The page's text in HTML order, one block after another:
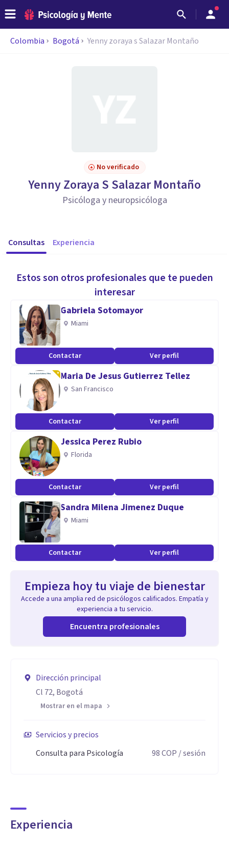
Colombia Bogotá Yenny zoraya s Salazar Montaño
No verificado
Yenny Zoraya S Salazar Montaño
Psicóloga y neuropsicóloga
Consultas Experiencia
Estos son otros profesionales que te pueden
interesar
Gabriela Sotomayor
Miami
Contactar Ver perfil
Maria De Jesus Gutierrez Tellez
San Francisco
Contactar Ver perfil
Jessica Perez Rubio
Florida
Contactar Ver perfil
Sandra Milena Jimenez Duque
Miami
Contactar Ver perfil
Empieza hoy tu viaje de bienestar
Accede a una amplia red de psicólogos calificados. Empatía y
experiencia a tu servicio.
Encuentra profesionales
Dirección principal
Cl 72, Bogotá
Mostrar en el mapa
Servicios y precios
Consulta para Psicología
98COP / sesión
Experiencia